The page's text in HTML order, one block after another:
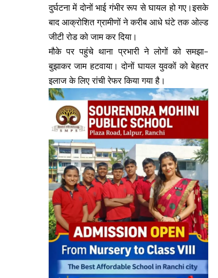
दुर्घटना में दोनों भाई गंभीर रूप से घायल हो गए।इसके
बाद आक्रोशित ग्रामीणों ने करीब आधे घंटे तक ओल्ड
जीटी रोड को जाम कर दिया।
मौके पर पहुंचे थाना प्रभारी ने लोगों को समझा-
बुझाकर जाम हटवाया। दोनों घायल युवकों को बेहतर
इलाज के लिए रांची रेफर किया गया है।